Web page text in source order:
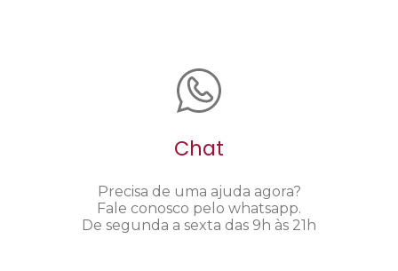
Chat
Precisa de uma ajuda agora?
Fale conosco pelo whatsapp.
De segunda a sexta das 9h às 21h